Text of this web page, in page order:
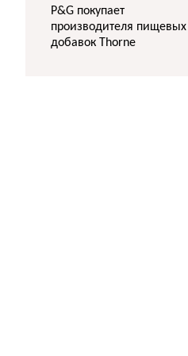
P&G покупает
производителя пищевых
добавок Thorne